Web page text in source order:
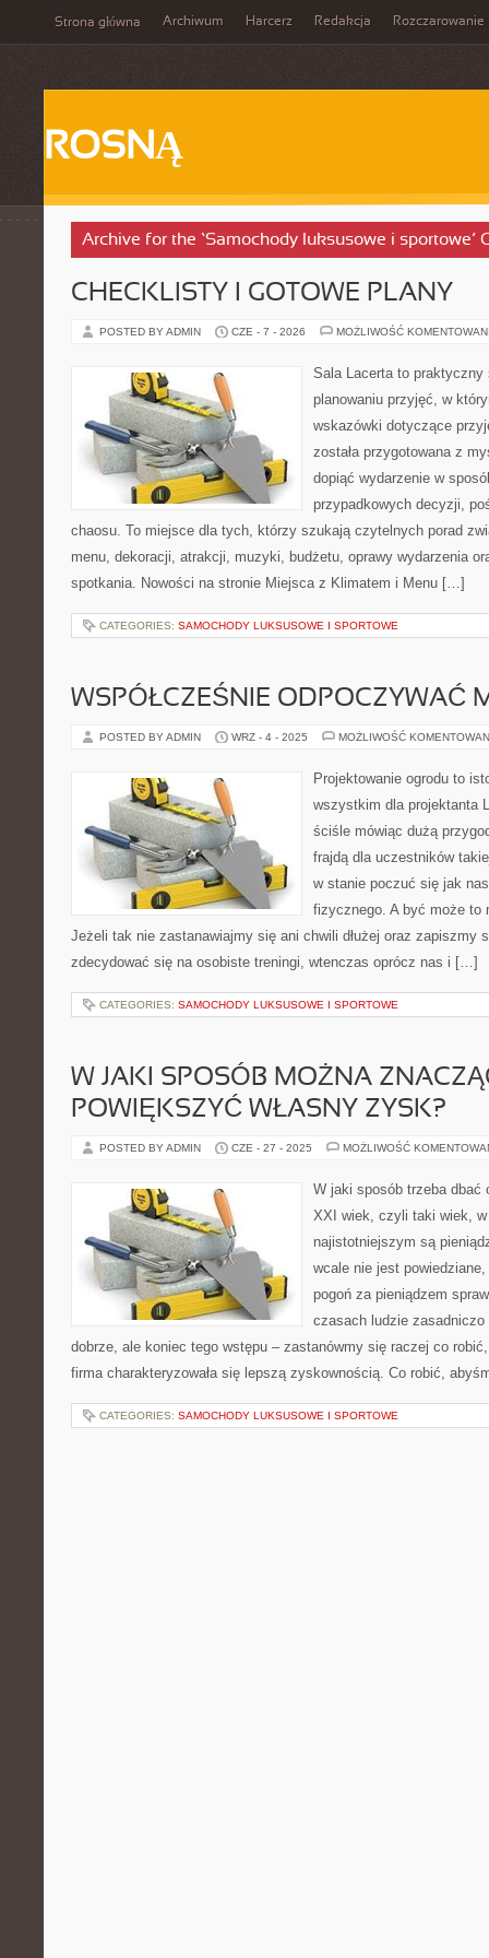
Strona główna Archiwum Harcerz Redakcja Rozczarowanie
ROSNĄ
Archive for the ‘Samochody luksusowe i sportowe’
CHECKLISTY I GOTOWE PLANY
POSTED BY ADMIN CZE - 7 - 2026 MOŻLIWOŚĆ
Sala Lacerta to praktyczny
planowaniu przyjęć, w
wskazówki dotyczące
została przygotowana z
dopiąć wydarzenie w
przypadkowych decyzji,
chaosu. To miejsce dla tych, którzy szukają czytelnych porad
menu, dekoracji, atrakcji, muzyki, budżetu, oprawy wydarzenia
spotkania. Nowości na stronie Miejsca z Klimatem i Menu […]
CATEGORIES: SAMOCHODY LUKSUSOWE I SPORTOWE
WSPÓŁCZEŚNIE ODPOCZYWAĆ
POSTED BY ADMIN WRZ - 4 - 2025 MOŻLIWOŚĆ
Projektowanie ogrodu to
wszystkim dla projektanta
ściśle mówiąc dużą
frajdą dla uczestników
w stanie poczuć się jak
fizycznego. A być może to
Jeżeli tak nie zastanawiajmy się ani chwili dłużej oraz zapiszmy
zdecydować się na osobiste treningi, wtenczas oprócz nas i […]
CATEGORIES: SAMOCHODY LUKSUSOWE I SPORTOWE
W JAKI SPOSÓB MOŻNA
POWIĘKSZYĆ WŁASNY ZYSK?
POSTED BY ADMIN CZE - 27 - 2025 MOŻLIWOŚĆ
W jaki sposób trzeba dbać
XXI wiek, czyli taki wiek,
najistotniejszym są
wcale nie jest
pogoń za pieniądzem
czasach ludzie
dobrze, ale koniec tego wstępu – zastanówmy się raczej co
firma charakteryzowała się lepszą zyskownością. Co robić,
CATEGORIES: SAMOCHODY LUKSUSOWE I SPORTOWE